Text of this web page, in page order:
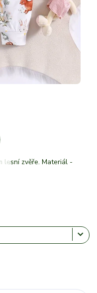
lesní zvěře. Materiál -